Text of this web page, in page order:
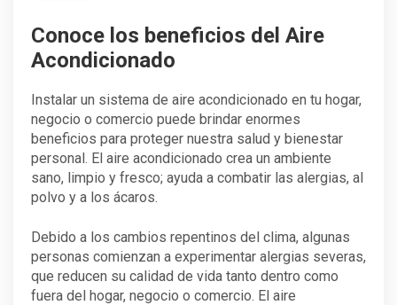
Conoce los beneficios del Aire
Acondicionado
Instalar un sistema de aire acondicionado en tu hogar,
negocio o comercio puede brindar enormes
beneficios para proteger nuestra salud y bienestar
personal. El aire acondicionado crea un ambiente
sano, limpio y fresco; ayuda a combatir las alergias, al
polvo y a los ácaros.
Debido a los cambios repentinos del clima, algunas
personas comienzan a experimentar alergias severas,
que reducen su calidad de vida tanto dentro como
fuera del hogar, negocio o comercio. El aire